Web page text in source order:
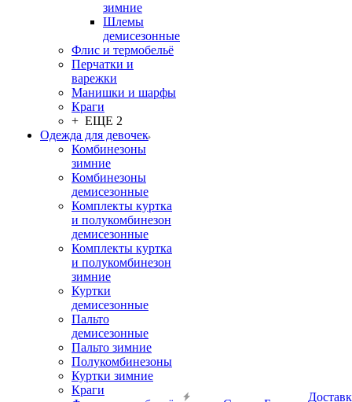
зимние
Шлемы
демисезонные
Флис и термобельё
Перчатки и
варежки
Манишки и шарфы
Краги
+ ЕЩЕ 2
Одежда для девочек
Комбинезоны
зимние
Комбинезоны
демисезонные
Комплекты куртка
и полукомбинезон
демисезонные
Комплекты куртка
и полукомбинезон
зимние
Куртки
демисезонные
Пальто
демисезонные
Пальто зимние
Полукомбинезоны
Куртки зимние
Краги